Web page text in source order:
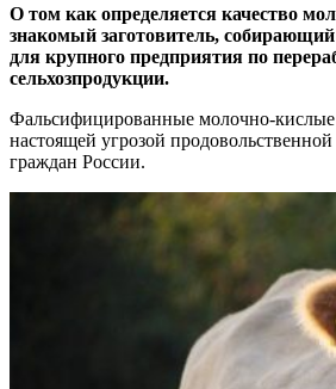
О том как определяется качество
знакомый заготовитель,
для крупного предприятия по
сельхозпродукции.
Фальсифицированные молочно-кислые
настоящей угрозой продовольственной
граждан России.